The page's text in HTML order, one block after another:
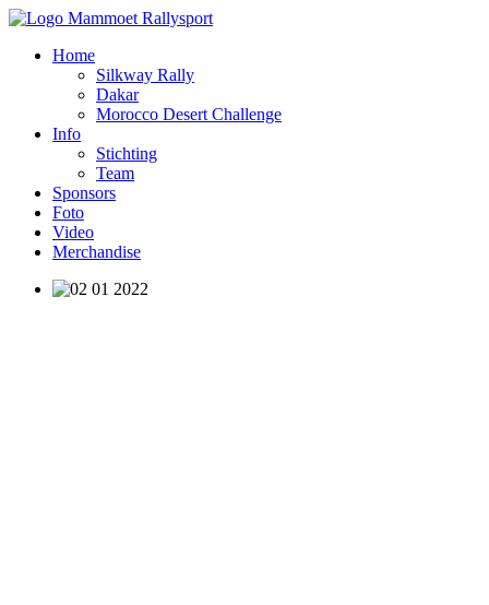
Home
Silkway Rally
Dakar
Morocco Desert Challenge
Info
Stichting
Team
Sponsors
Foto
Video
Merchandise